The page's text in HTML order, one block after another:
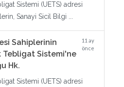
Sistemi (UETS) adresi
Sanayi Sicil Bilgi ...
Sahiplerinin
Tebligat Sistemi'ne
Hk.
11 ay
önce
Sistemi (UETS) adresi